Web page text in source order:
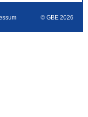
© GBE 2026